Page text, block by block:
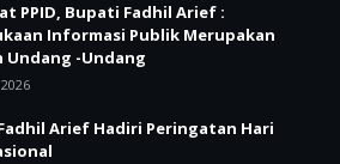
PPID, Bupati Fadhil Arief :
Informasi Publik Merupakan
Undang -Undang
Arief Hadiri Peringatan Hari